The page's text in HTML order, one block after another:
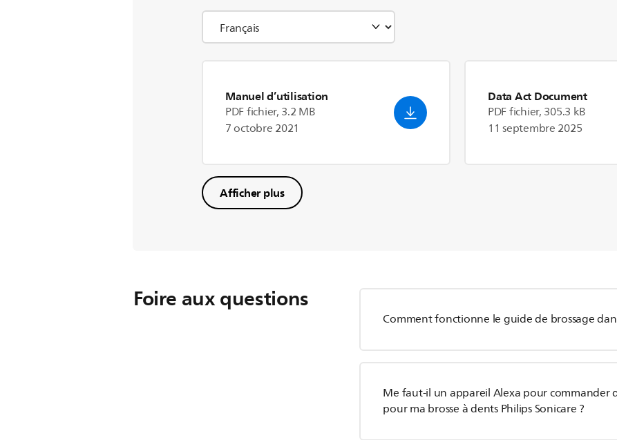
Manuel d’utilisation
PDF fichier, 3.2 MB
7 octobre 2021
Data Act Document
PDF fichier, 305.3 kB
11 septembre 2025
Afficher plus
Foire aux questions
Comment fonctionne le guide de brossage
Me faut-il un appareil Alexa pour commander
pour ma brosse à dents Philips Sonicare ?